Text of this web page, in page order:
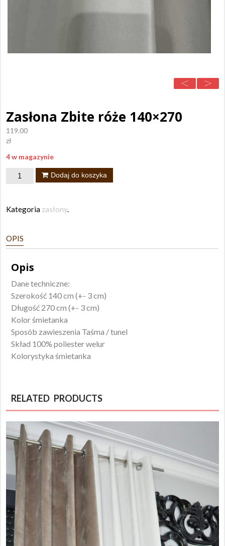
Zasłona Zbite róże 140×270
119.00
zł
4 w magazynie
ilość
róże
Dodaj do koszyka
Kategoria zasłony
OPIS
Opis
Dane techniczne:
Szerokość 140 cm (+- 3 cm)
Długość 270 cm (+- 3 cm)
Kolor śmietanka
Sposób zawieszenia Taśma / tunel
Skład 100% poliester welur
Kolorystyka śmietanka
RELATED PRODUCTS